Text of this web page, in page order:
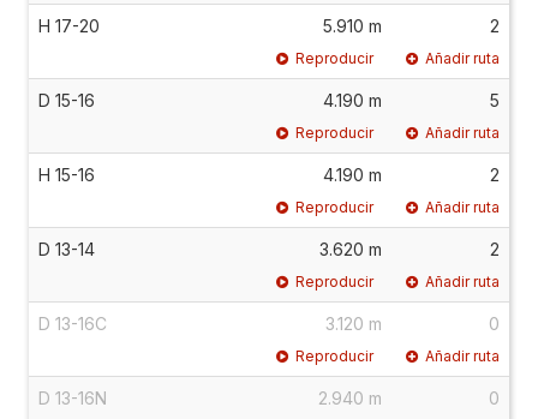
H 17-20 5.910 m 2
Reproducir Añadir ruta
D 15-16 4.190 m 5
Reproducir Añadir ruta
H 15-16 4.190 m 2
Reproducir Añadir ruta
D 13-14 3.620 m 2
Reproducir Añadir ruta
D 13-16C 3.120 m 0
Reproducir Añadir ruta
D 13-16N 2.940 m 0